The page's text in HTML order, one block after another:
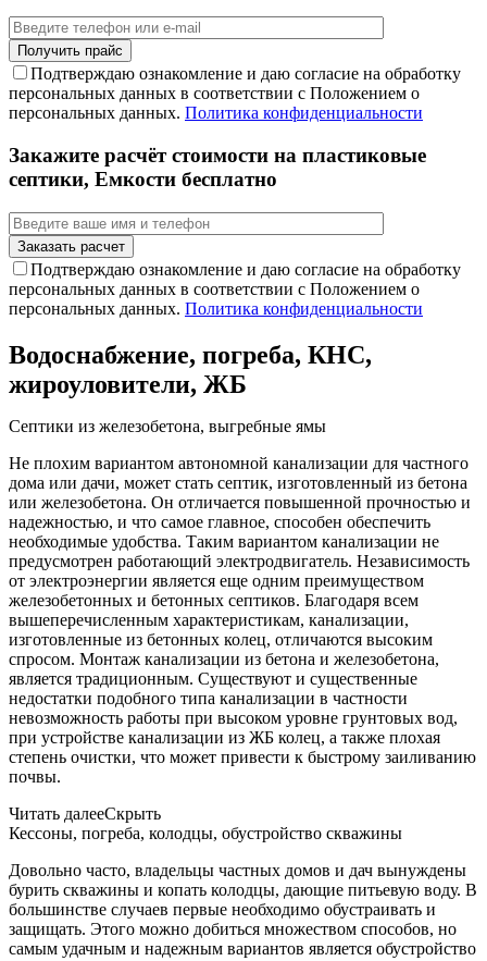
Подтверждаю ознакомление и даю согласие на обработку
персональных данных в соответствии с Положением о
персональных данных. Политика конфиденциальности
Закажите расчёт стоимости на пластиковые
септики, Емкости бесплатно
Подтверждаю ознакомление и даю согласие на обработку
персональных данных в соответствии с Положением о
персональных данных. Политика конфиденциальности
Водоснабжение, погреба, КНС,
жироуловители, ЖБ
Септики из железобетона, выгребные ямы
Не плохим вариантом автономной канализации для частного
дома или дачи, может стать септик, изготовленный из бетона
или железобетона. Он отличается повышенной прочностью и
надежностью, и что самое главное, способен обеспечить
необходимые удобства. Таким вариантом канализации не
предусмотрен работающий электродвигатель. Независимость
от электроэнергии является еще одним преимуществом
железобетонных и бетонных септиков. Благодаря всем
вышеперечисленным характеристикам, канализации,
изготовленные из бетонных колец, отличаются высоким
спросом. Монтаж канализации из бетона и железобетона,
является традиционным. Существуют и существенные
недостатки подобного типа канализации в частности
невозможность работы при высоком уровне грунтовых вод,
при устройстве канализации из ЖБ колец, а также плохая
степень очистки, что может привести к быстрому заиливанию
почвы.
Читать далееСкрыть
Кессоны, погреба, колодцы, обустройство скважины
Довольно часто, владельцы частных домов и дач вынуждены
бурить скважины и копать колодцы, дающие питьевую воду. В
большинстве случаев первые необходимо обустраивать и
защищать. Этого можно добиться множеством способов, но
самым удачным и надежным вариантов является обустройство